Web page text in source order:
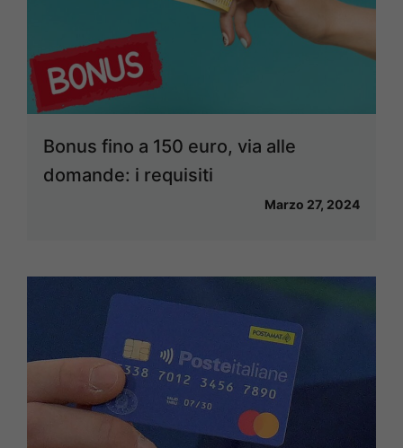
Bonus fino a 150 euro, via alle
domande: i requisiti
Marzo 27, 2024